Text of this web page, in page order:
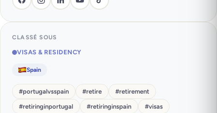
CLASSÉ SOUS
VISAS & RESIDENCY
Spain
#portugalvsspain #retire #retirement
#retiringinportugal #retiringinspain #visas